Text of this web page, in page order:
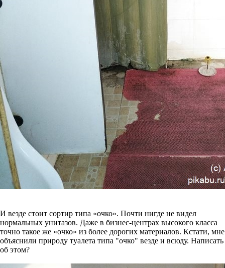
И везде стоит сортир типа «очко». Почти нигде не видел
нормальных унитазов. Даже в бизнес-центрах высокого класса
точно такое же «очко» из более дорогих материалов. Кстати, мне
объяснили природу туалета типа "очко" везде и всюду. Написать
об этом?